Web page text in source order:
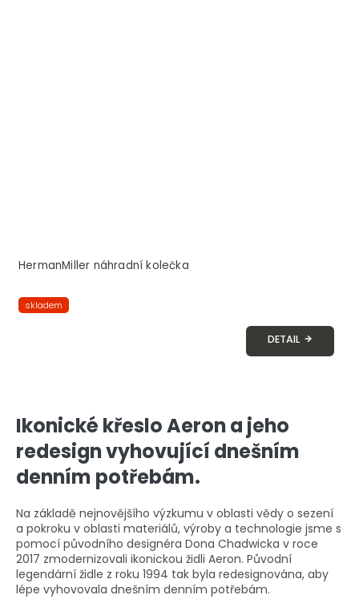
HermanMiller náhradní kolečka
skladem
DETAIL
Ikonické křeslo Aeron a jeho
redesign vyhovující dnešním
denním potřebám.
Na základě nejnovějšího výzkumu v oblasti vědy o sezení
a pokroku v oblasti materiálů, výroby a technologie jsme s
pomocí původního designéra Dona Chadwicka v roce
2017 zmodernizovali ikonickou židli Aeron. Původní
legendární židle z roku 1994 tak byla redesignována, aby
lépe vyhovovala dnešním denním potřebám.